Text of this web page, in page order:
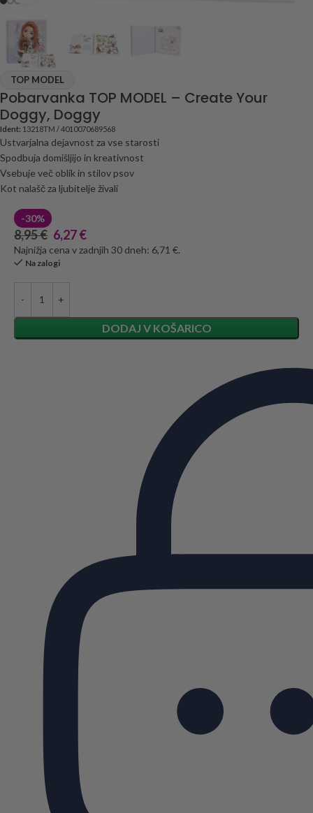
TOP MODEL
Pobarvanka TOP MODEL – Create Your
Doggy, Doggy
Ident: 13218TM / 4010070689568
Ustvarjalna dejavnost za vse starosti
Spodbuja domišljijo in kreativnost
Vsebuje več oblik in stilov psov
Kot nalašč za ljubitelje živali
-30%
8,95€ 6,27€
Najnižja cena v zadnjih 30 dneh: 6,71 €.
Na zalogi
DODAJ V KOŠARICO